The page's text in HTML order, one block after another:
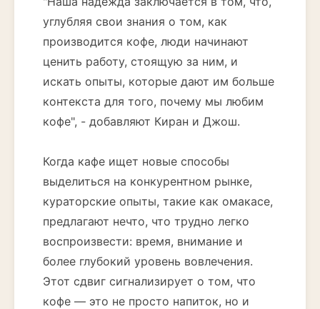
углубляя свои знания о том, как
производится кофе, люди начинают
ценить работу, стоящую за ним, и
искать опыты, которые дают им больше
контекста для того, почему мы любим
кофе", - добавляют Киран и Джош.
Когда кафе ищет новые способы
выделиться на конкурентном рынке,
кураторские опыты, такие как омакасе,
предлагают нечто, что трудно легко
воспроизвести: время, внимание и
более глубокий уровень вовлечения.
Этот сдвиг сигнализирует о том, что
кофе — это не просто напиток, но и